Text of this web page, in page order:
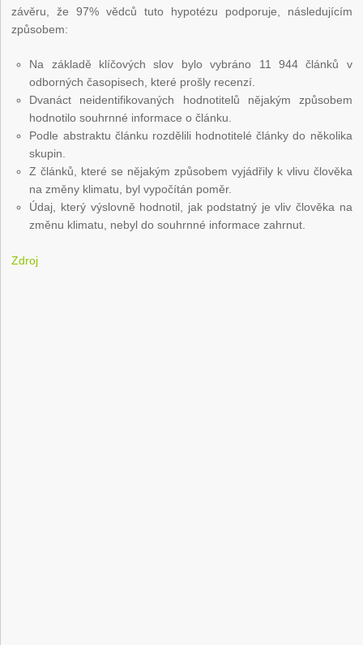
závěru, že 97% vědců tuto hypotézu podporuje, následujícím
způsobem:
Na základě klíčových slov bylo vybráno 11 944 článků v
odborných časopisech, které prošly recenzí.
Dvanáct neidentifikovaných hodnotitelů nějakým způsobem
hodnotilo souhrnné informace o článku.
Podle abstraktu článku rozdělili hodnotitelé články do několika
skupin.
Z článků, které se nějakým způsobem vyjádřily k vlivu člověka
na změny klimatu, byl vypočítán poměr.
Údaj, který výslovně hodnotil, jak podstatný je vliv člověka na
změnu klimatu, nebyl do souhrnné informace zahrnut.
Zdroj